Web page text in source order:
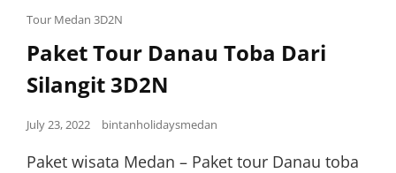
Tour Medan 3D2N
Paket Tour Danau Toba Dari
Silangit 3D2N
July 23, 2022 bintanholidaysmedan
Paket wisata Medan – Paket tour Danau toba